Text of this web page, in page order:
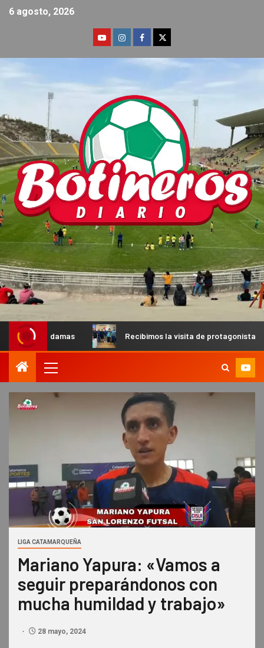
6 agosto, 2026
Recibimos la visita de protagonistas del MX para
LIGA CATAMARQUEÑA
Mariano Yapura: «Vamos a
seguir preparándonos con
mucha humildad y trabajo»
28 mayo, 2024